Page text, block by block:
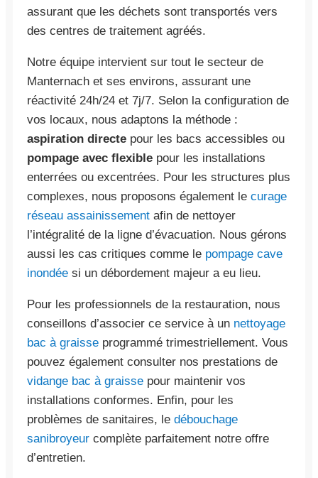
assurant que les déchets sont transportés vers
des centres de traitement agréés.
Notre équipe intervient sur tout le secteur de
Manternach et ses environs, assurant une
réactivité 24h/24 et 7j/7. Selon la configuration de
vos locaux, nous adaptons la méthode :
aspiration directe pour les bacs accessibles ou
pompage avec flexible pour les installations
enterrées ou excentrées. Pour les structures plus
complexes, nous proposons également le curage
réseau assainissement afin de nettoyer
l’intégralité de la ligne d’évacuation. Nous gérons
aussi les cas critiques comme le pompage cave
inondée si un débordement majeur a eu lieu.
Pour les professionnels de la restauration, nous
conseillons d’associer ce service à un nettoyage
bac à graisse programmé trimestriellement. Vous
pouvez également consulter nos prestations de
vidange bac à graisse pour maintenir vos
installations conformes. Enfin, pour les
problèmes de sanitaires, le débouchage
sanibroyeur complète parfaitement notre offre
d’entretien.